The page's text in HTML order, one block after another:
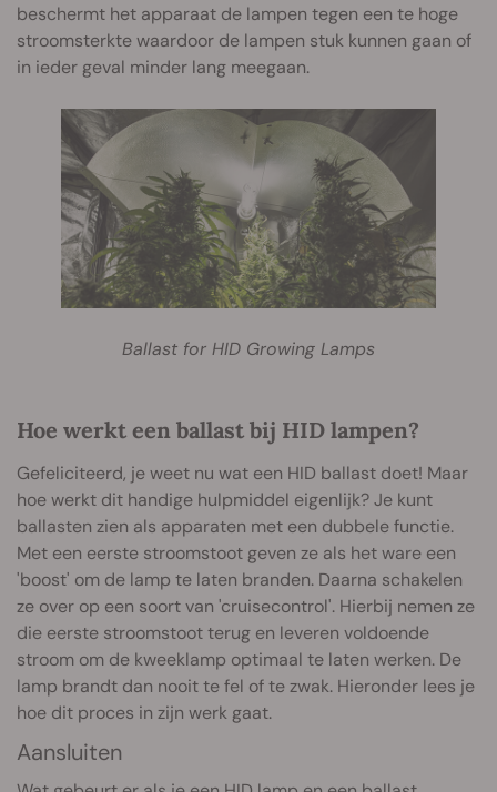
beschermt het apparaat de lampen tegen een te hoge
stroomsterkte waardoor de lampen stuk kunnen gaan of
in ieder geval minder lang meegaan.
Ballast for HID Growing Lamps
Hoe werkt een ballast bij HID lampen?
Gefeliciteerd, je weet nu wat een HID ballast doet! Maar
hoe werkt dit handige hulpmiddel eigenlijk? Je kunt
ballasten zien als apparaten met een dubbele functie.
Met een eerste stroomstoot geven ze als het ware een
'boost' om de lamp te laten branden. Daarna schakelen
ze over op een soort van 'cruisecontrol'. Hierbij nemen ze
die eerste stroomstoot terug en leveren voldoende
stroom om de kweeklamp optimaal te laten werken. De
lamp brandt dan nooit te fel of te zwak. Hieronder lees je
hoe dit proces in zijn werk gaat.
Aansluiten